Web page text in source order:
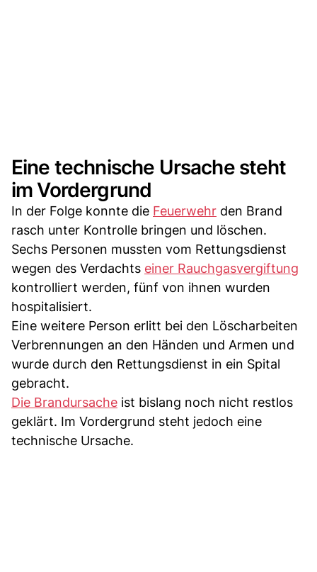
Eine technische Ursache steht
im Vordergrund
In der Folge konnte die Feuerwehr den Brand
rasch unter Kontrolle bringen und löschen.
Sechs Personen mussten vom Rettungsdienst
wegen des Verdachts einer Rauchgasvergiftung
kontrolliert werden, fünf von ihnen wurden
hospitalisiert.
Eine weitere Person erlitt bei den Löscharbeiten
Verbrennungen an den Händen und Armen und
wurde durch den Rettungsdienst in ein Spital
gebracht.
Die Brandursache ist bislang noch nicht restlos
geklärt. Im Vordergrund steht jedoch eine
technische Ursache.